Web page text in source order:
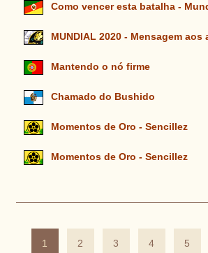
Como vencer esta batalha -
MUNDIAL 2020 - Mensagem aos
Mantendo o nó firme
Chamado do Bushido
Momentos de Oro - Sencillez
Momentos de Oro - Sencillez
1 2 3 4 5